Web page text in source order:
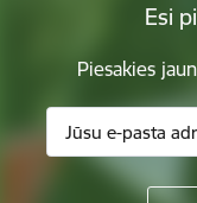
Esi
Piesakies